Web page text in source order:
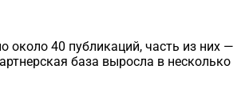
около 40 публикаций, часть из них —
база выросла в несколько